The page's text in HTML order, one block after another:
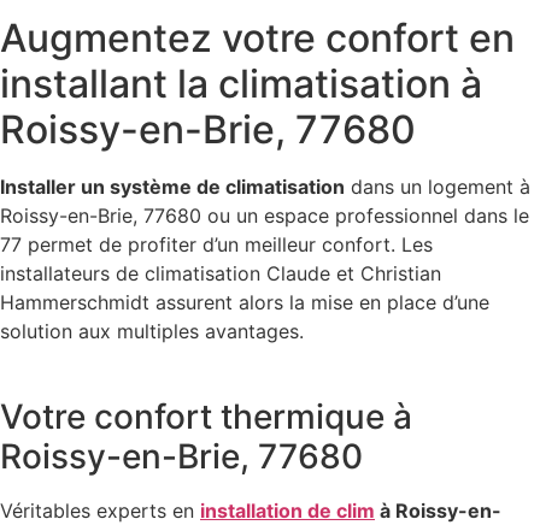
Augmentez votre confort en
installant la climatisation à
Roissy-en-Brie, 77680
Installer un système de climatisation dans un logement à
Roissy-en-Brie, 77680 ou un espace professionnel dans le
77 permet de profiter d’un meilleur confort. Les
installateurs de climatisation Claude et Christian
Hammerschmidt assurent alors la mise en place d’une
solution aux multiples avantages.
Votre confort thermique à
Roissy-en-Brie, 77680
Véritables experts en installation de clim à Roissy-en-